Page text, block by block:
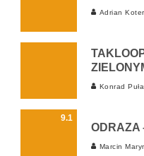
Adrian Koter
Konrad
9.1
ODRAZA
Marcin